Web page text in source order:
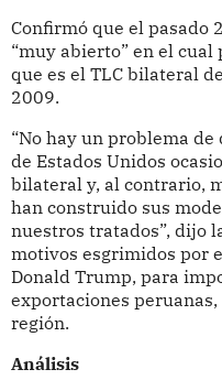
Confirmó que el pasado
“muy abierto” en el
que es el TLC bilateral
2009.
“No hay un problema
de Estados Unidos
bilateral y, al contrario,
han construido sus
nuestros tratados”, dijo
motivos esgrimidos por
Donald Trump, para
exportaciones
región.
Análisis